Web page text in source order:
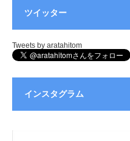
ツイッター
Tweets by aratahitom
インスタグラム